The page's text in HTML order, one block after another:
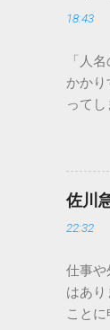
18:43
「人
かか
って
ード
この方
が出
認識
準」「
「
所」
び出
佐川
22:32
仕事や
はあ
こと